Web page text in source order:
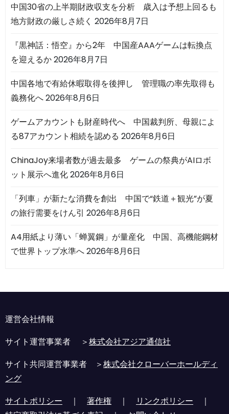
中国30省の上半期財政収支を分析 歳入は予想上回るも
地方財政の厳しさ続く 2026年8月7日
『黒神話：悟空』から2年 中国産AAAゲームは転換点
を迎えるか2026年8月7日
中国各地で有給休暇取得を後押し 管理職の率先取得も
義務化へ2026年8月6日
ゲームアカウントも財産時代へ 中国裁判所、母親によ
る87アカウント相続を認める 2026年8月6日
ChinaJoy来場者数が過去最多 ゲームの祭典がAIロボ
ット展示へ進化2026年8月6日
「列車」が新たな消費を創出 中国で“鉄道＋観光”が夏
の旅行需要をけん引 2026年8月6日
A4用紙より薄い「蝉翼鋼」が量産化 中国、高機能鋼材
で世界トップ水準へ2026年8月6日
運営会社情報
サイト運営事業者 ＞株式会社アジア通信社
サイト共同運営事業者 ＞株式会社クローバーホールディ
ング
サイトポリシー ｜ 著作権 ｜ リンクポリシー ｜